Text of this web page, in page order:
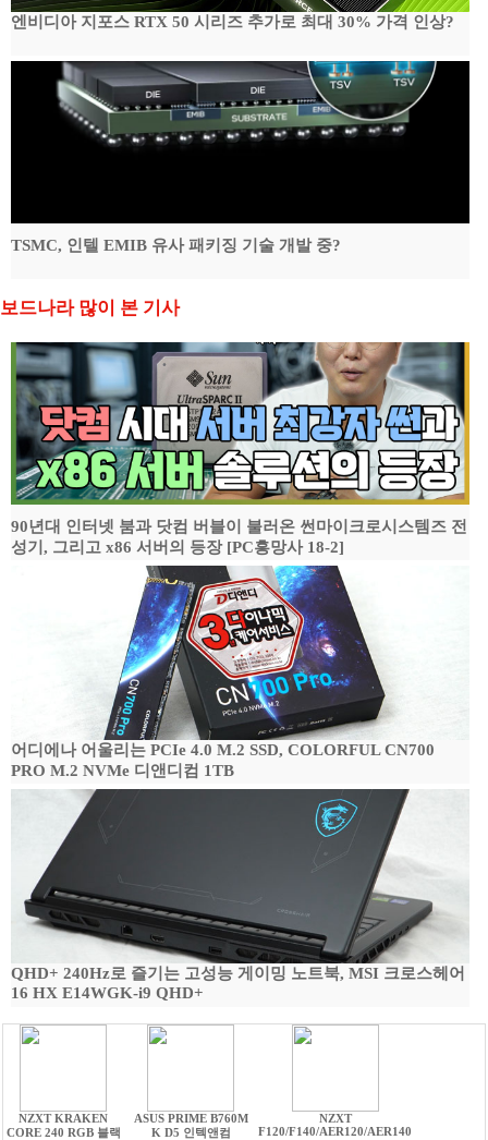
엔비디아 지포스 RTX 50 시리즈 추가로 최대 30% 가격 인상?
TSMC, 인텔 EMIB 유사 패키징 기술 개발 중?
보드나라 많이 본 기사
90년대 인터넷 붐과 닷컴 버블이 불러온 썬마이크로시스템즈 전
성기, 그리고 x86 서버의 등장 [PC흥망사 18-2]
어디에나 어울리는 PCIe 4.0 M.2 SSD, COLORFUL CN700
PRO M.2 NVMe 디앤디컴 1TB
QHD+ 240Hz로 즐기는 고성능 게이밍 노트북, MSI 크로스헤어
16 HX E14WGK-i9 QHD+